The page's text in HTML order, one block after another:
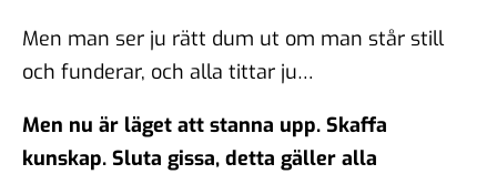
Men man ser ju rätt dum ut om man står still
och funderar, och alla tittar ju…
Men nu är läget att stanna upp. Skaffa
kunskap. Sluta gissa, detta gäller alla